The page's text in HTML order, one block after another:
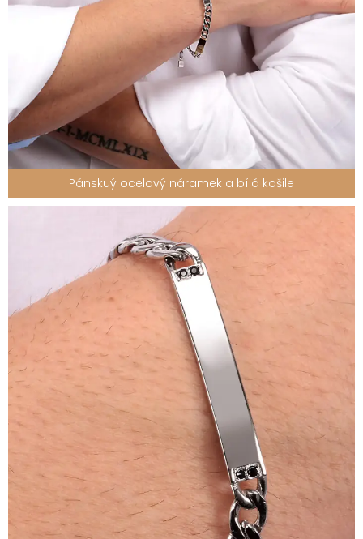
Pánskuý ocelový náramek a bílá košile